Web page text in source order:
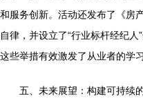
和服务创新。活动还发布了《房
自律，并设立了“行业标杆经纪人
这些举措有效激发了从业者的学
五、未来展望：构建可持续